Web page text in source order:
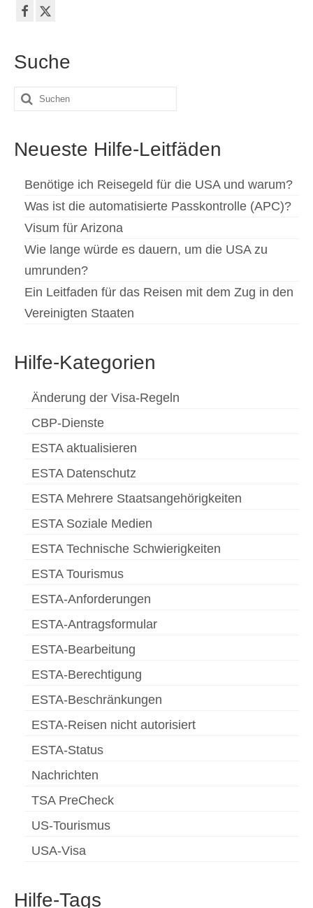
Suche
Suche
Neueste Hilfe-Leitfäden
Benötige ich Reisegeld für die USA und warum?
Was ist die automatisierte Passkontrolle (APC)?
Visum für Arizona
Wie lange würde es dauern, um die USA zu
umrunden?
Ein Leitfaden für das Reisen mit dem Zug in den
Vereinigten Staaten
Hilfe-Kategorien
Änderung der Visa-Regeln
CBP-Dienste
ESTA aktualisieren
ESTA Datenschutz
ESTA Mehrere Staatsangehörigkeiten
ESTA Soziale Medien
ESTA Technische Schwierigkeiten
ESTA Tourismus
ESTA-Anforderungen
ESTA-Antragsformular
ESTA-Bearbeitung
ESTA-Berechtigung
ESTA-Beschränkungen
ESTA-Reisen nicht autorisiert
ESTA-Status
Nachrichten
TSA PreCheck
US-Tourismus
USA-Visa
Hilfe-Tags